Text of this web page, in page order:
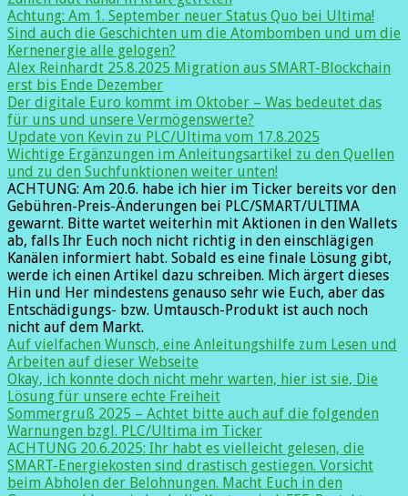
Achtung: Am 1. September neuer Status Quo bei Ultima!
Sind auch die Geschichten um die Atombomben und um die
Kernenergie alle gelogen?
Alex Reinhardt 25.8.2025 Migration aus SMART-Blockchain
erst bis Ende Dezember
Der digitale Euro kommt im Oktober – Was bedeutet das
für uns und unsere Vermögenswerte?
Update von Kevin zu PLC/Ultima vom 17.8.2025
Wichtige Ergänzungen im Anleitungsartikel zu den Quellen
und zu den Suchfunktionen weiter unten!
ACHTUNG: Am 20.6. habe ich hier im Ticker bereits vor den
Gebühren-Preis-Änderungen bei PLC/SMART/ULTIMA
gewarnt. Bitte wartet weiterhin mit Aktionen in den Wallets
ab, falls Ihr Euch noch nicht richtig in den einschlägigen
Kanälen informiert habt. Sobald es eine finale Lösung gibt,
werde ich einen Artikel dazu schreiben. Mich ärgert dieses
Hin und Her mindestens genauso sehr wie Euch, aber das
Entschädigungs- bzw. Umtausch-Produkt ist auch noch
nicht auf dem Markt.
Auf vielfachen Wunsch, eine Anleitungshilfe zum Lesen und
Arbeiten auf dieser Webseite
Okay, ich konnte doch nicht mehr warten, hier ist sie, Die
Lösung für unsere echte Freiheit
Sommergruß 2025 – Achtet bitte auch auf die folgenden
Warnungen bzgl. PLC/Ultima im Ticker
ACHTUNG 20.6.2025: Ihr habt es vielleicht gelesen, die
SMART-Energiekosten sind drastisch gestiegen. Vorsicht
beim Abholen der Belohnungen. Macht Euch in den